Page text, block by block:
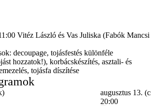
Vitéz László és Vas Juliska (Fabók Mancsi
decoupage, tojásfestés különféle
hozzatok!), korbácskészítés, asztali- és
tojásfa díszítése
augusztus 13.
20:00